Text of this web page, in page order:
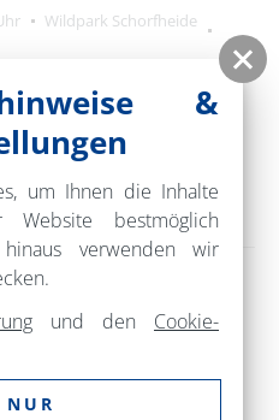
Wildpark Schorfheide
ein
für Groß und
- Ein fröhlicher
obu stronach!
Leben an
Museum Oderberg
&
um Ihnen die Inhalte
bestmöglich
verwenden wir
und den Cookie-
NUR